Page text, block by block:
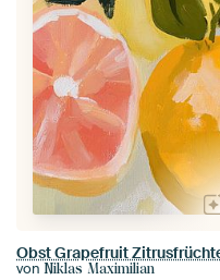
von Niklas Maximilian